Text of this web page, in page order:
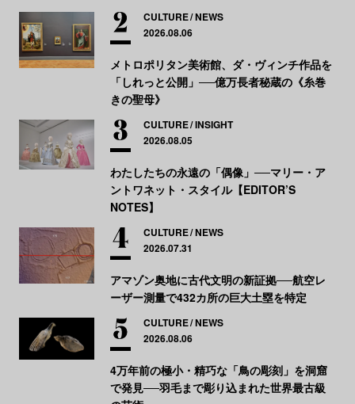
CULTURE NEWS
2026.08.06
メトロポリタン美術館、ダ・ヴィンチ作品を
「しれっと公開」──億万長者秘蔵の《糸巻
きの聖母》
CULTURE INSIGHT
2026.08.05
わたしたちの永遠の「偶像」──マリー・ア
ントワネット・スタイル【EDITOR’S
NOTES】
CULTURE NEWS
2026.07.31
アマゾン奥地に古代文明の新証拠──航空レ
ーザー測量で432カ所の巨大土塁を特定
CULTURE NEWS
2026.08.06
4万年前の極小・精巧な「鳥の彫刻」を洞窟
で発見──羽毛まで彫り込まれた世界最古級